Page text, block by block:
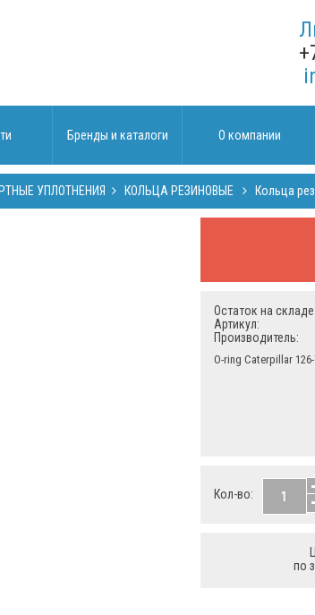
Бренды и каталоги О компании
УПЛОТНЕНИЯ КОЛЬЦА РЕЗИНОВЫЕ Кольца
Остаток на складе:
Артикул:
Производитель:
O-ring Caterpillar
Кол-во:
по